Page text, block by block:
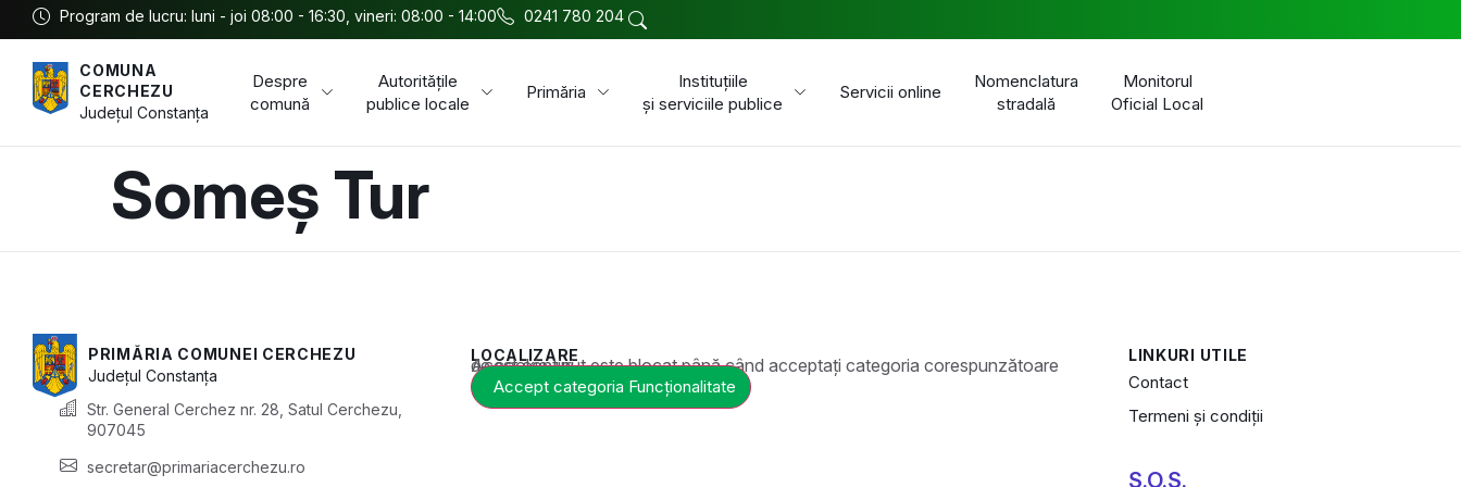
Program de lucru: luni - joi 08:00 - 16:30, vineri: 08:00 - 14:00 0241 780 204
COMUNA
CERCHEZU
JudețulConstanța
Despre
comună
Autoritățile
publice locale
Primăria
Instituțiile
și serviciile publice
Servicii online
Nomenclatura
stradală
Monitorul
Oficial Local
Someș Tur
PRIMĂRIA COMUNEI CERCHEZU
JudețulConstanța
Str. General Cerchez nr. 28, Satul Cerchezu,
907045
secretar@primariacerchezu.ro
LOCALIZARE
Acest conținut este blocat până când acceptați categoria corespunzătoare de cookie-uri.
Accept categoria Funcționalitate
LINKURI UTILE
Contact
Termeni și condiții
S.O.S.